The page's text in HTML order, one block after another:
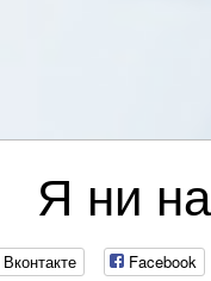
Я ни
Вконтакте Facebook